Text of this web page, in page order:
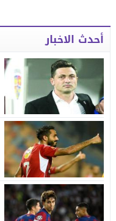
أحدث الاخبار